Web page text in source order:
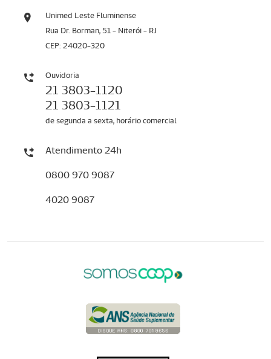
Unimed Leste Fluminense
Rua Dr. Borman, 51 - Niterói - RJ
CEP: 24020-320
Ouvidoria
21 3803-1120
21 3803-1121
de segunda a sexta, horário comercial
Atendimento 24h
0800 970 9087
4020 9087